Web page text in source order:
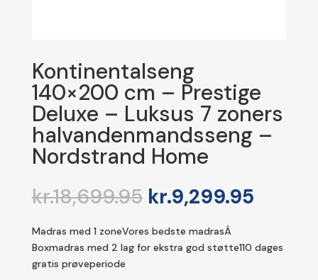
Kontinentalseng
140×200 cm – Prestige
Deluxe – Luksus 7 zoners
halvandenmandsseng –
Nordstrand Home
kr.18,699.95 Den
oprindelige
pris
var:
kr.18,699.95.
kr.9,299.95Den
er:
Madras med 1 zoneVores bedste madrasÂ
Boxmadras med 2 lag for ekstra god støtte110 dages
gratis prøveperiode